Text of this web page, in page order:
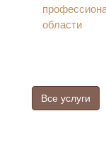
области
Все услуги